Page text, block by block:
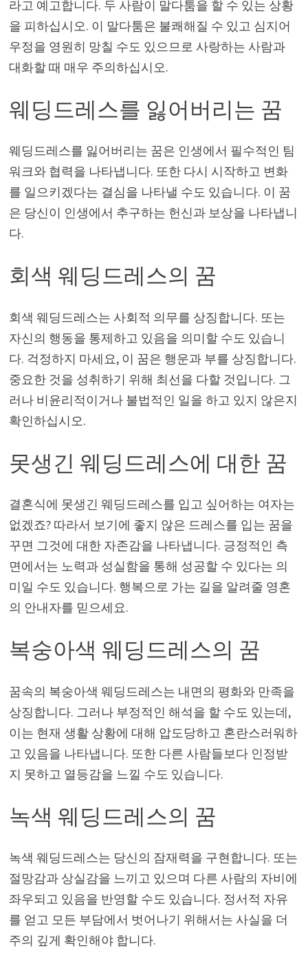
라고 예고합니다. 두 사람이 말다툼을 할 수 있는 상황
을 피하십시오. 이 말다툼은 불쾌해질 수 있고 심지어
우정을 영원히 망칠 수도 있으므로 사랑하는 사람과
대화할 때 매우 주의하십시오.
웨딩드레스를 잃어버리는 꿈
웨딩드레스를 잃어버리는 꿈은 인생에서 필수적인 팀
워크와 협력을 나타냅니다. 또한 다시 시작하고 변화
를 일으키겠다는 결심을 나타낼 수도 있습니다. 이 꿈
은 당신이 인생에서 추구하는 헌신과 보상을 나타냅니
다.
회색 웨딩드레스의 꿈
회색 웨딩드레스는 사회적 의무를 상징합니다. 또는
자신의 행동을 통제하고 있음을 의미할 수도 있습니
다. 걱정하지 마세요, 이 꿈은 행운과 부를 상징합니다.
중요한 것을 성취하기 위해 최선을 다할 것입니다. 그
러나 비윤리적이거나 불법적인 일을 하고 있지 않은지
확인하십시오.
못생긴 웨딩드레스에 대한 꿈
결혼식에 못생긴 웨딩드레스를 입고 싶어하는 여자는
없겠죠? 따라서 보기에 좋지 않은 드레스를 입는 꿈을
꾸면 그것에 대한 자존감을 나타냅니다. 긍정적인 측
면에서는 노력과 성실함을 통해 성공할 수 있다는 의
미일 수도 있습니다. 행복으로 가는 길을 알려줄 영혼
의 안내자를 믿으세요.
복숭아색 웨딩드레스의 꿈
꿈속의 복숭아색 웨딩드레스는 내면의 평화와 만족을
상징합니다. 그러나 부정적인 해석을 할 수도 있는데,
이는 현재 생활 상황에 대해 압도당하고 혼란스러워하
고 있음을 나타냅니다. 또한 다른 사람들보다 인정받
지 못하고 열등감을 느낄 수도 있습니다.
녹색 웨딩드레스의 꿈
녹색 웨딩드레스는 당신의 잠재력을 구현합니다. 또는
절망감과 상실감을 느끼고 있으며 다른 사람의 자비에
좌우되고 있음을 반영할 수도 있습니다. 정서적 자유
를 얻고 모든 부담에서 벗어나기 위해서는 사실을 더
주의 깊게 확인해야 합니다.